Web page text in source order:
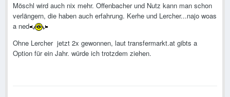
Möschl wird auch nix mehr. Offenbacher und Nutz kann man schon
verlängern, die haben auch erfahrung. Kerhe und Lercher...najo woas
a ned
Ohne Lercher jetzt 2x gewonnen, laut transfermarkt.at gibts a
Option für ein Jahr. würde ich trotzdem ziehen.